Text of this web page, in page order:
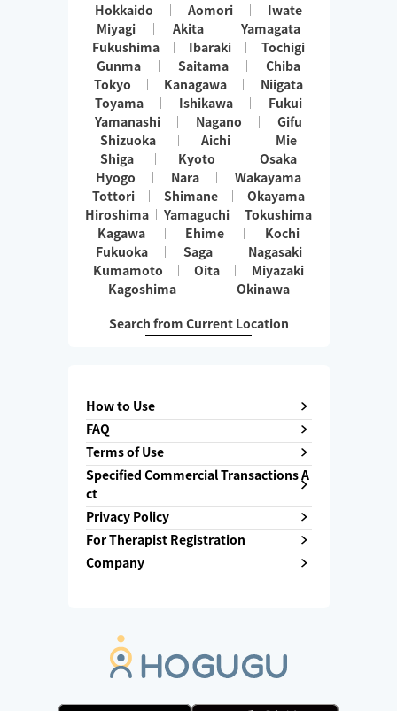
Hokkaido Aomori
Iwate
Miyagi
Akita
Yamagata
Fukushima
Ibaraki
Tochigi
Gunma
Saitama
Chiba
Tokyo
Kanagawa
Niigata
Toyama
Ishikawa
Fukui
Yamanashi
Nagano
Gifu
Shizuoka
Aichi
Mie
Shiga
Kyoto
Osaka
Hyogo
Nara
Wakayama
Tottori
Shimane
Okayama
Hiroshima
Yamaguchi
Tokushima
Kagawa
Ehime
Kochi
Fukuoka
Saga
Nagasaki
Kumamoto
Oita
Miyazaki
Kagoshima
Okinawa
Search from Current Location
How to Use
FAQ
Terms of Use
Specified Commercial Transactions A
ct
Privacy Policy
For Therapist Registration
Company